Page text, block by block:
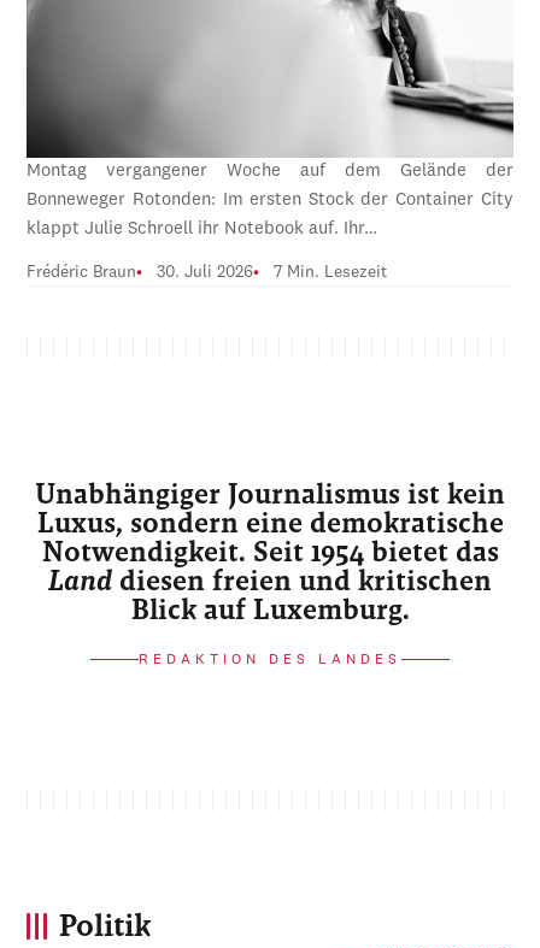
Montag vergangener Woche auf dem Gelände der
Bonneweger Rotonden: Im ersten Stock der Container City
klappt Julie Schroell ihr Notebook auf. Ihr…
Frédéric Braun 30. Juli 2026 7 Min. Lesezeit
Unabhängiger Journalismus ist kein
Luxus, sondern eine demokratische
Notwendigkeit. Seit 1954 bietet das
Land diesen freien und kritischen
Blick auf Luxemburg.
REDAKTION DES LANDES
Politik